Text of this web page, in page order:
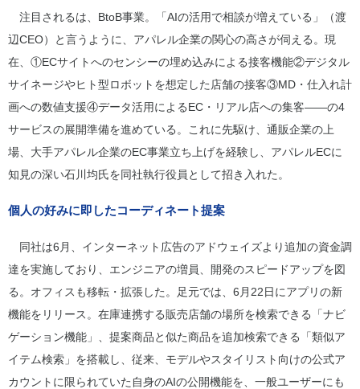
注目されるは、BtoB事業。「AIの活用で相談が増えている」（渡
辺CEO）と言うように、アパレル企業の関心の高さが伺える。現
在、①ECサイトへのセンシーの埋め込みによる接客機能②デジタル
サイネージやヒト型ロボットを想定した店舗の接客③MD・仕入れ計
画への数値支援④データ活用によるEC・リアル店への集客――の4
サービスの展開準備を進めている。これに先駆け、通販企業の上
場、大手アパレル企業のEC事業立ち上げを経験し、アパレルECに
知見の深い石川均氏を同社執行役員として招き入れた。
個人の好みに即したコーディネート提案
同社は6月、インターネット広告のアドウェイズより追加の資金調
達を実施しており、エンジニアの増員、開発のスピードアップを図
る。オフィスも移転・拡張した。足元では、6月22日にアプリの新
機能をリリース。在庫連携する販売店舗の場所を検索できる「ナビ
ゲーション機能」、提案商品と似た商品を追加検索できる「類似ア
イテム検索」を搭載し、従来、モデルやスタイリスト向けの公式ア
カウントに限られていた自身のAIの公開機能を、一般ユーザーにも